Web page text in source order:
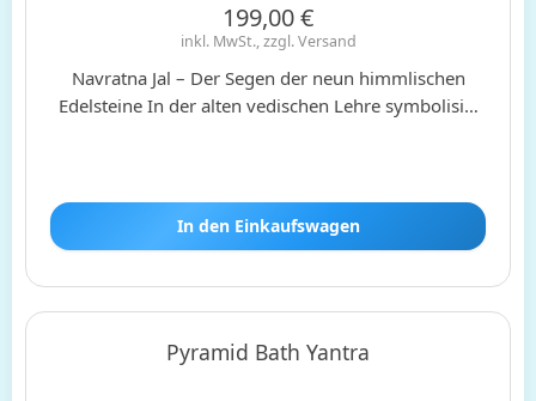
199,00 €
inkl. MwSt., zzgl. Versand
Navratna Jal – Der Segen der neun himmlischen
Edelsteine In der alten vedischen Lehre symbolisi…
In den Einkaufswagen
Pyramid Bath Yantra